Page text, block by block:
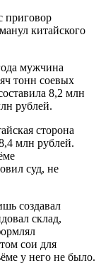
приговор
китайского
мужчина
тонн соевых
8,2 млн
рублей.
сторона
млн рублей.
суд, не
создавал
склад,
сои для
у него не было.